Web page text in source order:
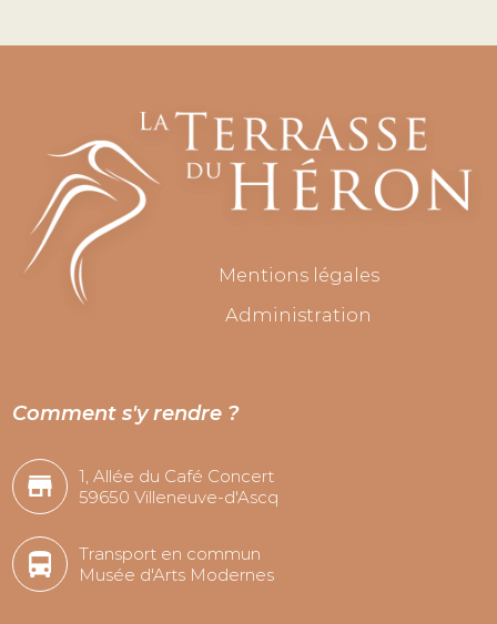
Mentions légales
Administration
Comment s'y rendre ?
1, Allée du Café Concert
59650 Villeneuve-d'Ascq
Transport en commun
Musée d'Arts Modernes